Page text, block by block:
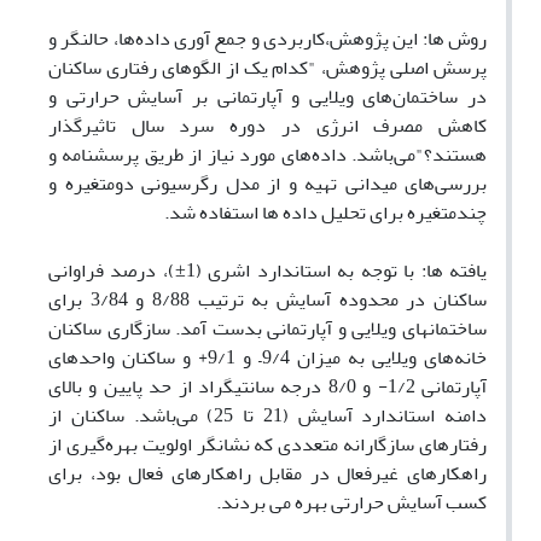
روش ­ها: این پژوهش،کاربردی و جمع­ آوری داده‌ها، حال­نگر و
پرسش اصلی پژوهش، "کدام یک از الگوهای رفتاری ساکنان
در ساختمان‌های ویلایی و آپارتمانی بر آسایش حرارتی و
کاهش مصرف انرژی در دوره سرد سال تاثیرگذار
هستند؟"می‌باشد. داده‌های مورد نیاز از طریق پرسشنامه­ و
بررسی‌های میدانی تهیه و از مدل رگرسیونی دومتغیره و
چندمتغیره برای تحلیل داده­ ها استفاده شد.
یافته ­ها: با توجه به استاندارد اشری (1 ±)، درصد فراوانی
ساکنان در محدوده آسایش به ترتیب 8/88 و 3/84 برای
ساختمان­های ویلایی و آپارتمانی بدست آمد. سازگاری ساکنان
خانه‌های ویلایی به میزان 9/4
–
و 9/1+ و ساکنان واحدهای
آپارتمانی 1/2- و 8/0 درجه سانتی­گراد از حد پایین و بالای
دامنه استاندارد آسایش (21 تا 25) می‌باشد. ساکنان از
رفتارهای سازگارانه متعددی که نشانگر اولویت بهره‌گیری از
راهکارهای غیرفعال در مقابل راهکارهای فعال بود، برای
کسب آسایش حرارتی بهره می­ بردند.